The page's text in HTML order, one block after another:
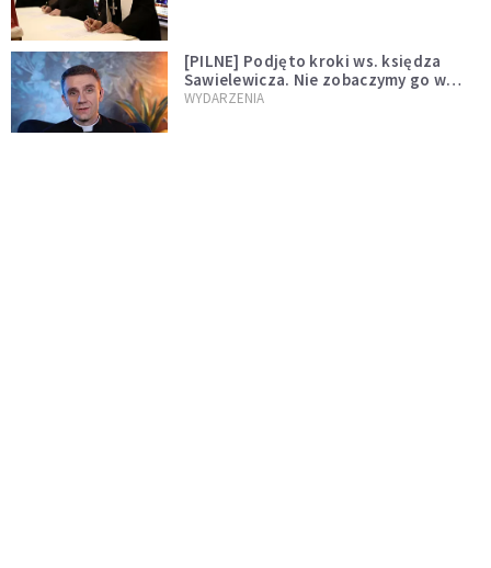
[PILNE] Podjęto kroki ws. księdza
Sawielewicza. Nie zobaczymy go w
mediach
WYDARZENIA